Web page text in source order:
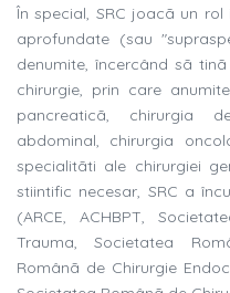
În special, SRC joacã un
aprofundate (sau
denumite, încercând sã
chirurgie, prin care
pancreaticã, chirurgia
abdominal, chirurgia
specialitãti ale chirurgiei
stiintific necesar, SRC a
(ARCE, ACHBPT,
Trauma, Societatea
Românã de Chirurgie